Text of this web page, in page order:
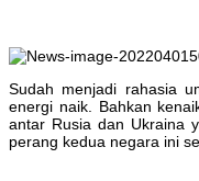
Sudah menjadi rahasia
energi naik. Bahkan
antar Rusia dan Ukraina
perang kedua negara ini